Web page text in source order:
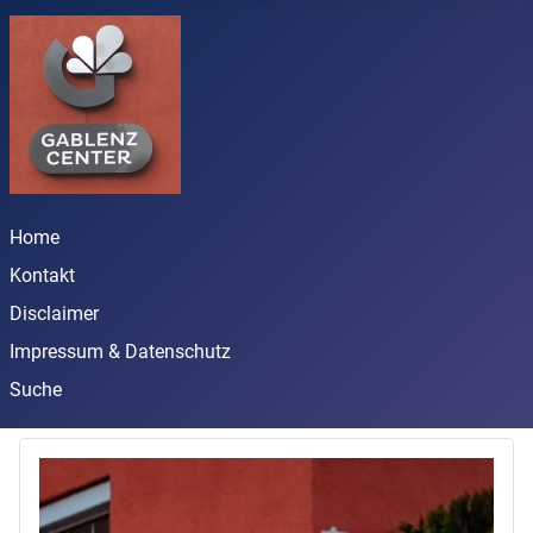
Home
Kontakt
Disclaimer
Impressum & Datenschutz
Suche